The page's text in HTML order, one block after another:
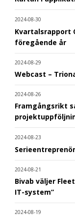
2024-08-30
Kvartalsrapport
föregående år
2024-08-29
Webcast –
2024-08-26
Framgångsrikt
2024-08-23
2024-08-21
Bivab väljer
IT-system”
2024-08-19